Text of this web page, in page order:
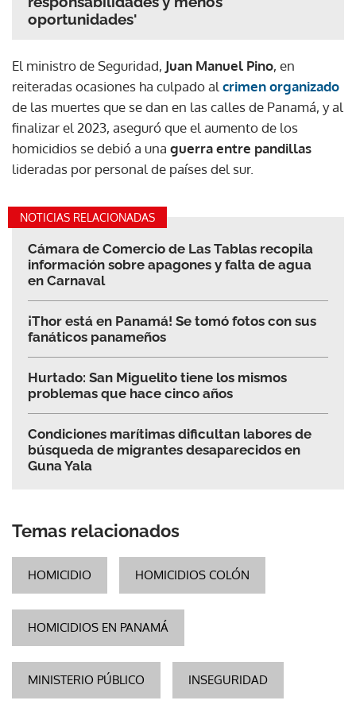
oportunidades'
El ministro de Seguridad, Juan Manuel Pino, en
reiteradas ocasiones ha culpado al crimen organizado
de las muertes que se dan en las calles de Panamá, y al
finalizar el 2023, aseguró que el aumento de los
homicidios se debió a una guerra entre pandillas
lideradas por personal de países del sur.
NOTICIAS RELACIONADAS
Cámara de Comercio de Las Tablas recopila
información sobre apagones y falta de agua
en Carnaval
¡Thor está en Panamá! Se tomó fotos con sus
fanáticos panameños
Hurtado: San Miguelito tiene los mismos
problemas que hace cinco años
Condiciones marítimas dificultan labores de
búsqueda de migrantes desaparecidos en
Guna Yala
Temas relacionados
HOMICIDIO HOMICIDIOS COLÓN
HOMICIDIOS EN PANAMÁ
MINISTERIO PÚBLICO INSEGURIDAD